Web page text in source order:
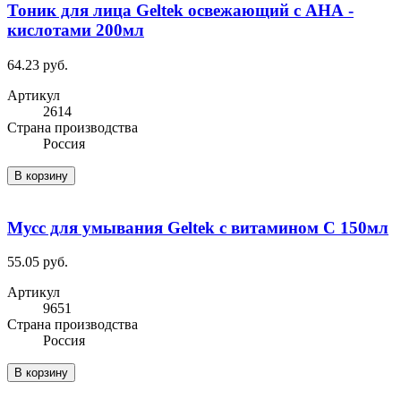
Тоник для лица Geltek освежающий с АНА -
кислотами 200мл
64.23 руб.
Артикул
2614
Cтрана производства
Россия
В корзину
Мусс для умывания Geltek с витамином С 150мл
55.05 руб.
Артикул
9651
Cтрана производства
Россия
В корзину